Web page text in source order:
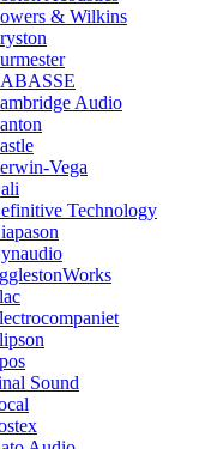
& Wilkins
Audio
Vega
Technology
Sound